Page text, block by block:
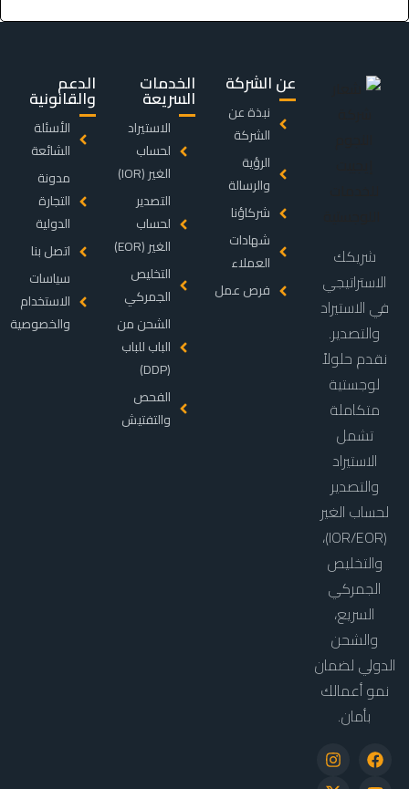
شريكك
الاستراتيجي
في الاستيراد
والتصدير.
نقدم حلولاً
لوجستية
متكاملة
تشمل
الاستيراد
والتصدير
لحساب الغير
(IOR/EOR)،
والتخليص
الجمركي
السريع،
والشحن
الدولي لضمان
نمو أعمالك
بأمان.
عن الشركة
نبذة عن
الشركة
الرؤية
والرسالة
شركاؤنا
شهادات
العملاء
فرص عمل
الخدمات
السريعة
الاستيراد
لحساب
الغير (IOR)
التصدير
لحساب
الغير (EOR)
التخليص
الجمركي
الشحن من
الباب للباب
(DDP)
الفحص
والتفتيش
الدعم
والقانونية
الأسئلة
الشائعة
مدونة
التجارة
الدولية
اتصل بنا
سياسات
الاستخدام
والخصوصية